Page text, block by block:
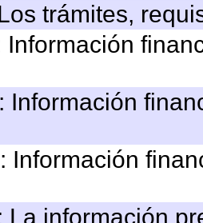
trámites,
Información
Información
Información
La información